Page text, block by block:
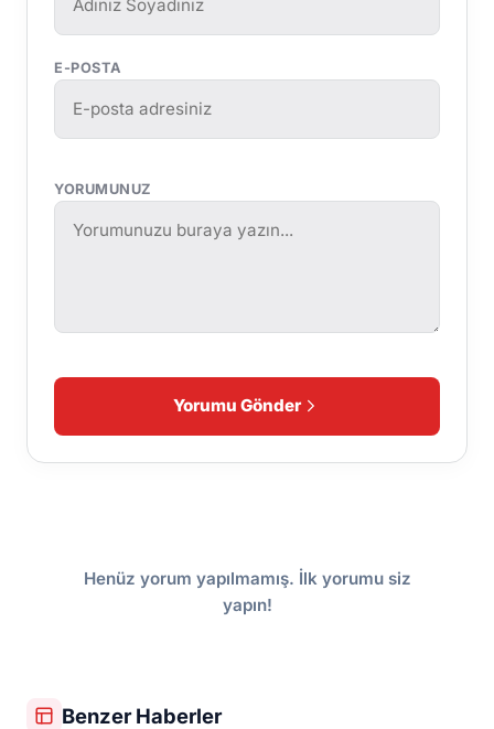
E-POSTA
YORUMUNUZ
Yorumu Gönder
Henüz yorum yapılmamış. İlk yorumu siz
yapın!
Benzer Haberler